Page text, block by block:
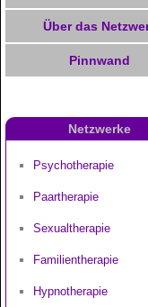
Über das
Pinnwand
Netzwerke
Psychotherapie
Paartherapie
Sexualtherapie
Familientherapie
Hypnotherapie